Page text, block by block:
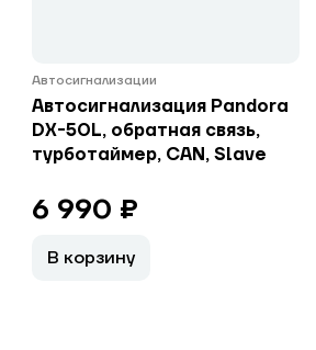
Автосигнализации
Автосигнализация Pandora
DX-50L, обратная связь,
турботаймер, CAN, Slave
6 990 ₽
В корзину